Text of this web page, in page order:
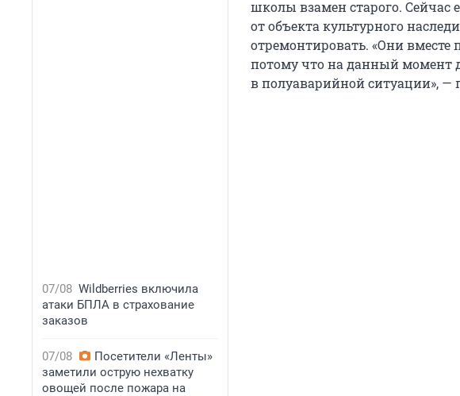
07/08 Wildberries включила
атаки БПЛА в страхование
заказов
07/08
Посетители «Ленты»
заметили острую нехватку
овощей после пожара на
школы взамен старого. Сейчас
от объекта культурного
отремонтировать. «Они вместе
потому что на данный момент
в полуаварийной ситуации», —